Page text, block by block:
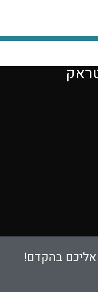
אליכם בהקדם!